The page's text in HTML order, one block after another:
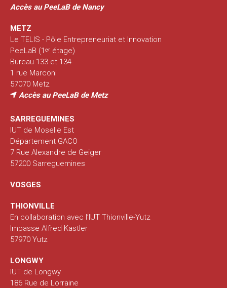
Accès au PeeLaB de Nancy
METZ
Le TELIS - Pôle Entrepreneuriat et Innovation
PeeLaB (1ᵉʳ étage)
Bureau 133 et 134
1 rue Marconi
57070 Metz
Accès au PeeLaB de Metz
SARREGUEMINES
IUT de Moselle Est
Département GACO
7 Rue Alexandre de Geiger
57200 Sarreguemines
VOSGES
THIONVILLE
En collaboration avec l’IUT Thionville-Yutz
Impasse Alfred Kastler
57970 Yutz
LONGWY
IUT de Longwy
186 Rue de Lorraine